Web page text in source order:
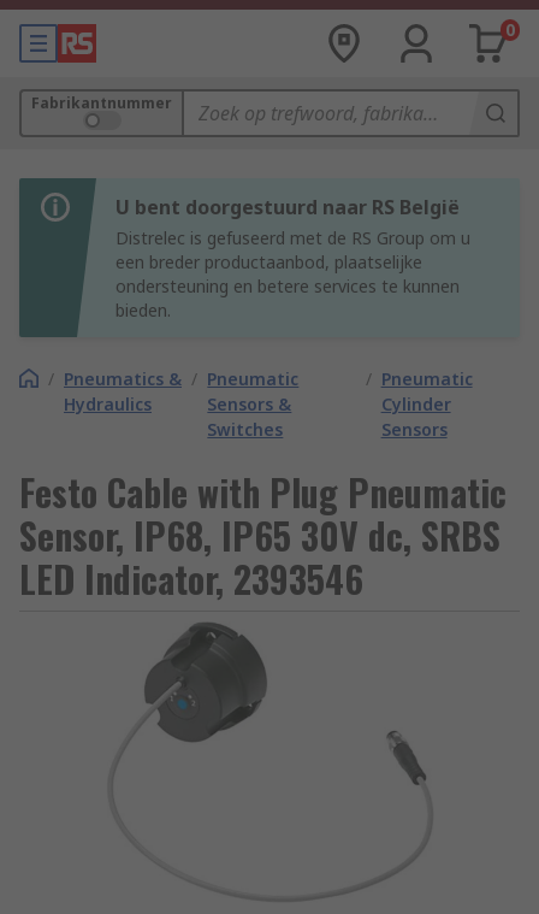
0
Fabrikantnummer
U bent doorgestuurd naar RS België
Distrelec is gefuseerd met de RS Group om u
een breder productaanbod, plaatselijke
ondersteuning en betere services te kunnen
bieden.
/ Pneumatics &
Hydraulics
/ Pneumatic
Sensors &
Switches
/ Pneumatic
Cylinder
Sensors
Festo Cable with Plug Pneumatic
Sensor, IP68, IP65 30V dc, SRBS
LED Indicator, 2393546